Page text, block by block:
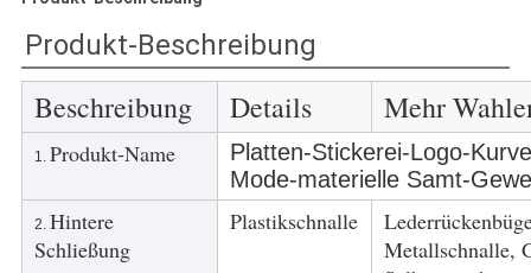
Produkt-Beschreibung
Beschreibung Details Mehr
1. Produkt-Name
Platten-Stickerei-Logo-
Mode-materielle Samt-
2. Hintere
Schließung
Plastikschnalle
Metallschnalle,